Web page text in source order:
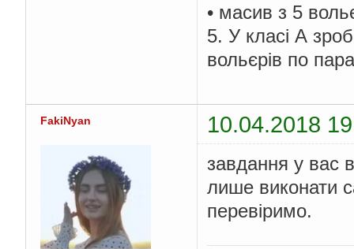
• масив з 5
5. У класі А
вольєрів по
FakiNyan 10.04.2018
завдання у вас
лише виконати
перевіримо.